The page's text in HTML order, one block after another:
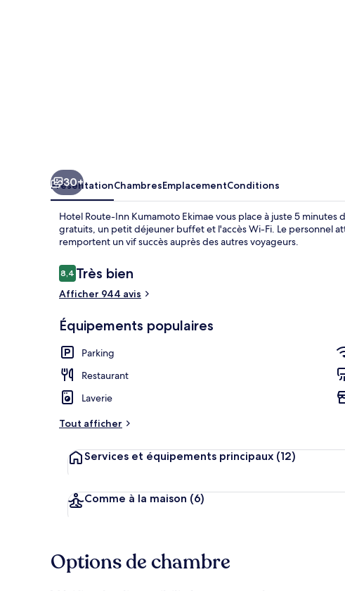
30+
PrésentationChambresEmplacementConditions
Hotel Route-Inn Kumamoto Ekimae vous place à juste 5
gratuits, un petit déjeuner buffet et l'accès Wi-Fi. Le personnel
remportent un vif succès auprès des autres voyageurs.
Avis
voyageurs
8,48,4 sur 10
Très bien
Afficher 944 avis
Équipements populaires
Parking
Restaurant
Laverie
Tout afficher
Services et équipements principaux (12)
Comme à la maison (6)
Options de chambre